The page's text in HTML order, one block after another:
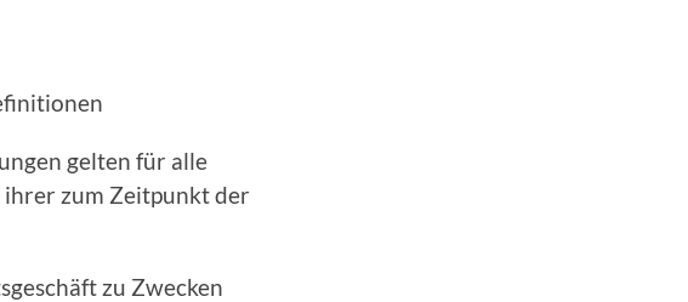
gelten für alle
ihrer zum Zeitpunkt der
zu Zwecken